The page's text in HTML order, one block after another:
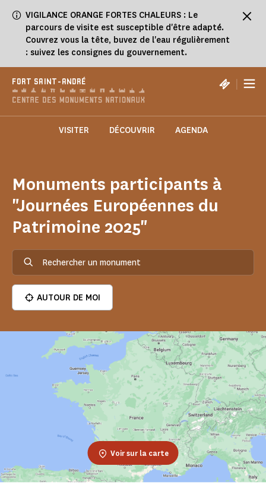
VIGILANCE ORANGE FORTES CHALEURS : Le
parcours de visite est susceptible d'être adapté.
Couvrez vous la tête, buvez de l'eau régulièrement
: suivez les consignes du gouvernement.
FORT SAINT-ANDRÉ |
VISITER DÉCOUVRIR AGENDA
Monuments participants à
"Journées Européennes du
Patrimoine 2025"
AUTOUR DE MOI
Voir sur la carte